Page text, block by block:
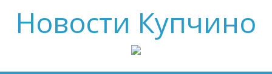
Новости Купчино